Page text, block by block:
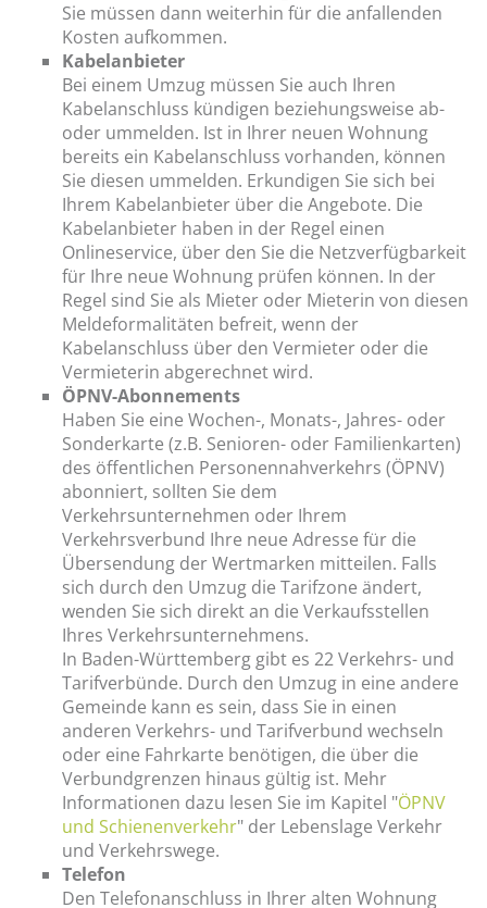
Sie müssen dann weiterhin für die anfallenden
Kosten aufkommen.
Kabelanbieter
Bei einem Umzug müssen Sie auch Ihren
Kabelanschluss kündigen beziehungsweise ab-
oder ummelden. Ist in Ihrer neuen Wohnung
bereits ein Kabelanschluss vorhanden, können
Sie diesen ummelden. Erkundigen Sie sich bei
Ihrem Kabelanbieter über die Angebote. Die
Kabelanbieter haben in der Regel einen
Onlineservice, über den Sie die Netzverfügbarkeit
für Ihre neue Wohnung prüfen können. In der
Regel sind Sie als Mieter oder Mieterin von diesen
Meldeformalitäten befreit, wenn der
Kabelanschluss über den Vermieter oder die
Vermieterin abgerechnet wird.
ÖPNV-Abonnements
Haben Sie eine Wochen-, Monats-, Jahres- oder
Sonderkarte (z.B. Senioren- oder Familienkarten)
des öffentlichen Personennahverkehrs (ÖPNV)
abonniert, sollten Sie dem
Verkehrsunternehmen oder Ihrem
Verkehrsverbund Ihre neue Adresse für die
Übersendung der Wertmarken mitteilen. Falls
sich durch den Umzug die Tarifzone ändert,
wenden Sie sich direkt an die Verkaufsstellen
Ihres Verkehrsunternehmens.
In Baden-Württemberg gibt es 22 Verkehrs- und
Tarifverbünde. Durch den Umzug in eine andere
Gemeinde kann es sein, dass Sie in einen
anderen Verkehrs- und Tarifverbund wechseln
oder eine Fahrkarte benötigen, die über die
Verbundgrenzen hinaus gültig ist. Mehr
Informationen dazu lesen Sie im Kapitel "ÖPNV
und Schienenverkehr" der Lebenslage Verkehr
und Verkehrswege.
Telefon
Den Telefonanschluss in Ihrer alten Wohnung